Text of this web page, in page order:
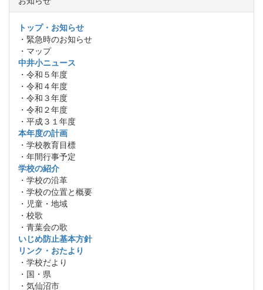
トップ・お知らせ
・緊急時のお知らせ
・マップ
中井小ニュース
・令和５年度
・令和４年度
・令和３年度
・令和２年度
・平成３１年度
本年度の計画
・学校教育目標
・年間行事予定
学校の紹介
・学校の沿革
・学校の位置と概要
・児童・地域
・校歌
・青葉会の歌
いじめ防止基本方針
リンク・おたより
・学校だより
・国・県
・気仙沼市